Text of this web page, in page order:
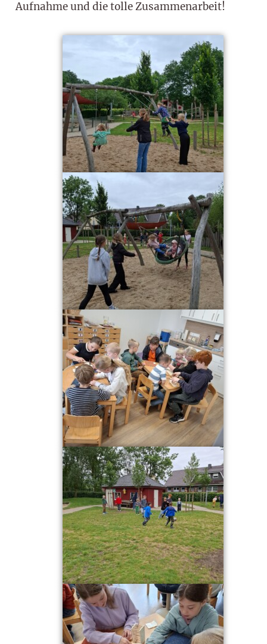
Aufnahme und die tolle Zusammenarbeit!